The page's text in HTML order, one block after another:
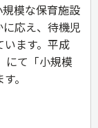
模な保育施設
応え、待機児
ます。平成
にて「小規模
。